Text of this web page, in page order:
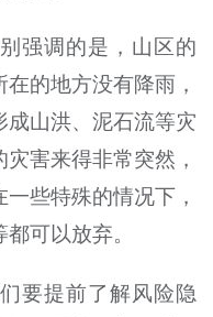
强调的是，山区的
的地方没有降雨，
山洪、泥石流等灾
害来得非常突然，
些特殊的情况下，
可以放弃。
要提前了解风险隐